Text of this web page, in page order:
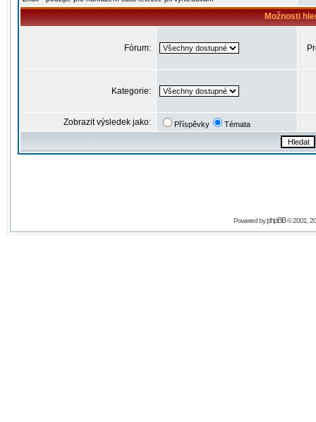
Možnosti
Fórum:
Kategorie:
Zobrazit výsledek jako: Příspěvky Témata
Powered byphpBB© 2001,